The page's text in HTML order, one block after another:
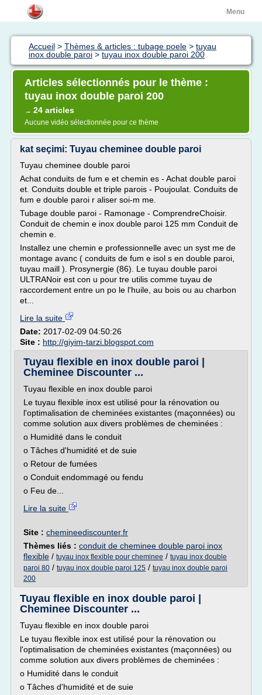
Menu
Accueil > Thèmes & articles : tubage poele > tuyau
inox double paroi > tuyau inox double paroi 200
Articles sélectionnés pour le thème :
tuyau inox double paroi 200
→ 24 articles
Aucune vidéo sélectionnée pour ce thème
kat seçimi: Tuyau cheminee double paroi
Tuyau cheminee double paroi
Achat conduits de fum e et chemin es - Achat double paroi
et. Conduits double et triple parois - Poujoulat. Conduits de
fum e double paroi r aliser soi-m me.
Tubage double paroi - Ramonage - ComprendreChoisir.
Conduit de chemin e inox double paroi 125 mm Conduit de
chemin e.
Installez une chemin e professionnelle avec un syst me de
montage avanc ( conduits de fum e isol s en double paroi,
tuyau maill ). Prosynergie (86). Le tuyau double paroi
ULTRANoir est con u pour tre utilis comme tuyau de
raccordement entre un po le l'huile, au bois ou au charbon
et...
Lire la suite
Date: 2017-02-09 04:50:26
Site : http://giyim-tarzi.blogspot.com
Tuyau flexible en inox double paroi |
Cheminee Discounter ...
Tuyau flexible en inox double paroi
Le tuyau flexible inox est utilisé pour la rénovation ou
l'optimalisation de cheminées existantes (maçonnées) ou
comme solution aux divers problèmes de cheminées :
o Humidité dans le conduit
o Tâches d'humidité et de suie
o Retour de fumées
o Conduit endommagé ou fendu
o Feu de...
Lire la suite
Site : chemineediscounter.fr
Thèmes liés : conduit de cheminee double paroi inox
flexible / tuyau inox flexible pour cheminee / tuyau inox double
paroi 80 / tuyau inox double paroi 125 / tuyau inox double paroi
200
Tuyau flexible en inox double paroi |
Cheminee Discounter ...
Tuyau flexible en inox double paroi
Le tuyau flexible inox est utilisé pour la rénovation ou
l'optimalisation de cheminées existantes (maçonnées) ou
comme solution aux divers problèmes de cheminées :
o Humidité dans le conduit
o Tâches d'humidité et de suie